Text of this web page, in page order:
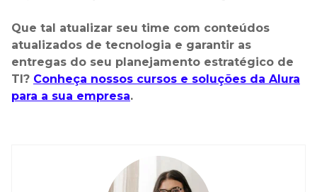
Que tal atualizar seu time com conteúdos
atualizados de tecnologia e garantir as
entregas do seu planejamento estratégico de
TI? Conheça nossos cursos e soluções da Alura
para a sua empresa.